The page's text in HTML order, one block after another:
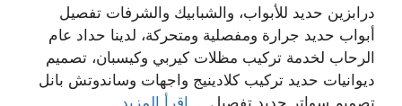
درابزين حديد للأبواب، والشبابيك والشرفات تفصيل
أبواب حديد جرارة ومفصلية ومتحركة، لدينا حداد عام
الرحاب لخدمة تركيب مظلات كيربي وكيسبان، تصميم
ديوانيات حديد تركيب كلادينيج واجهات وساندوتش بانل
تصميم سواتر حديد تفصيل … اقرأ المزيد